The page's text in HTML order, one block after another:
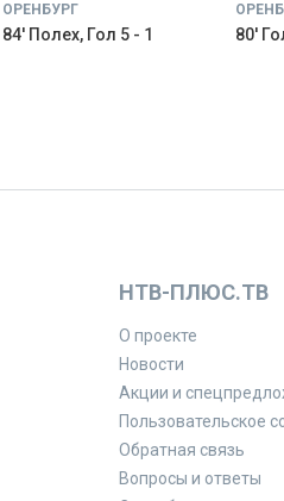
ОРЕНБУРГ
84' Полех, Гол 5 - 1 80'
НТВ-ПЛЮС.ТВ
О проекте
Новости
Акции и
Пользовательское
Обратная связь
Вопросы и ответы